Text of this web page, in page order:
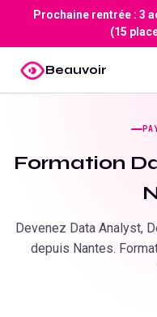
Prochaine rentrée : 3
(15
Beauvoir
Formation
Devenez Data Analyst,
depuis Nantes.